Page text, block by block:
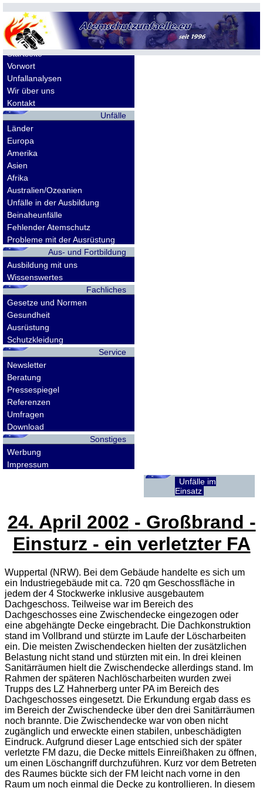
Allgemeines
Startseite
Vorwort
Unfallanalysen
Wir über uns
Kontakt
Unfälle
Länder
Europa
Amerika
Asien
Afrika
Australien/Ozeanien
Unfälle in der Ausbildung
Beinaheunfälle
Fehlender Atemschutz
Probleme mit der Ausrüstung
Aus- und Fortbildung
Ausbildung mit uns
Wissenswertes
Fachliches
Gesetze und Normen
Gesundheit
Ausrüstung
Schutzkleidung
Service
Newsletter
Beratung
Pressespiegel
Referenzen
Umfragen
Download
Sonstiges
Werbung
Impressum
Unfälle im
Einsatz
24. April 2002 - Großbrand -
Einsturz - ein verletzter FA
Wuppertal (NRW). Bei dem Gebäude handelte es sich um
ein Industriegebäude mit ca. 720 qm Geschossfläche in
jedem der 4 Stockwerke inklusive ausgebautem
Dachgeschoss. Teilweise war im Bereich des
Dachgeschosses eine Zwischendecke eingezogen oder
eine abgehängte Decke eingebracht. Die Dachkonstruktion
stand im Vollbrand und stürzte im Laufe der Löscharbeiten
ein. Die meisten Zwischendecken hielten der zusätzlichen
Belastung nicht stand und stürzten mit ein. In drei kleinen
Sanitärräumen hielt die Zwischendecke allerdings stand. Im
Rahmen der späteren Nachlöscharbeiten wurden zwei
Trupps des LZ Hahnerberg unter PA im Bereich des
Dachgeschosses eingesetzt. Die Erkundung ergab dass es
im Bereich der Zwischendecke über den drei Sanitärräumen
noch brannte. Die Zwischendecke war von oben nicht
zugänglich und erweckte einen stabilen, unbeschädigten
Eindruck. Aufgrund dieser Lage entschied sich der später
verletzte FM dazu, die Decke mittels Einreißhaken zu öffnen,
um einen Löschangriff durchzuführen. Kurz vor dem Betreten
des Raumes bückte sich der FM leicht nach vorne in den
Raum um noch einmal die Decke zu kontrollieren. In diesem